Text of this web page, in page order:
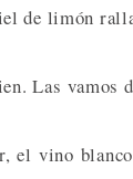
de limón
Las vamos
vino